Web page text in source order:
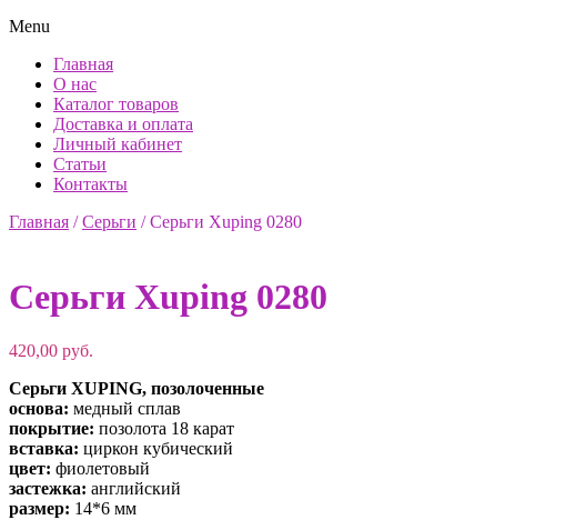
Menu
Главная
О нас
Каталог товаров
Доставка и оплата
Личный кабинет
Статьи
Контакты
Главная /Серьги /Серьги Xuping 0280
Серьги Xuping 0280
420,00 руб.
Серьги XUPING, позолоченные
основа: медный сплав
покрытие: позолота 18 карат
вставка: циркон кубический
цвет: фиолетовый
застежка: английский
размер: 14*6 мм